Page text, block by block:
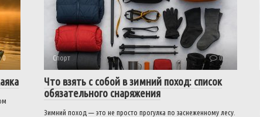
0 Спорт 0
Что взять с собой в зимний поход: список
обязательного снаряжения
Зимний поход — это не просто прогулка по заснеженному лесу.